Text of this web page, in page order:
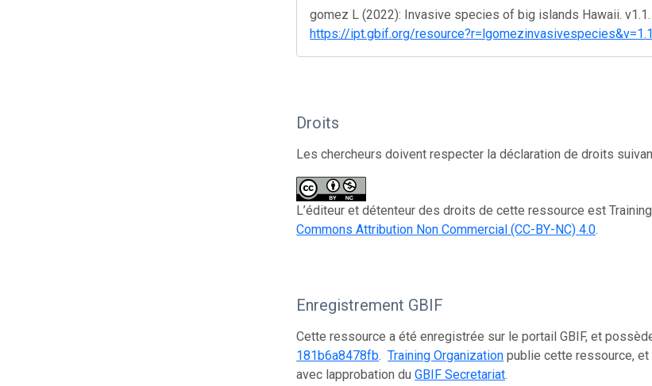
gomez L (2022): Invasive species of big islands Hawaii.
https://ipt.gbif.org/resource?r=lgomezinvasivespecies&v=1.1
Droits
Les chercheurs doivent respecter la déclaration de droits
L’éditeur et détenteur des droits de cette ressource est
Commons Attribution Non Commercial (CC-BY-NC) 4.0.
Enregistrement GBIF
Cette ressource a été enregistrée sur le portail GBIF, et
181b6a8478fb.Training Organization publie cette ressource,
avec lapprobation duGBIF Secretariat.